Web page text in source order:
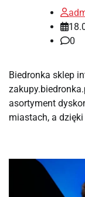
0
Biedronka sklep
asortyment
miastach, a